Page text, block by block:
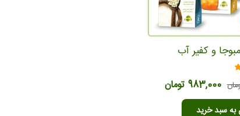
و کفیر آب
قیمت
اصلی
983,000 تومانقیمت
به سبد خرید